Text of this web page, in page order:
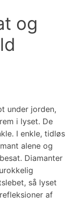
og
under jorden,
i lyset. De
I enkle, tidløs
alene og
Diamanter
så lyset
af